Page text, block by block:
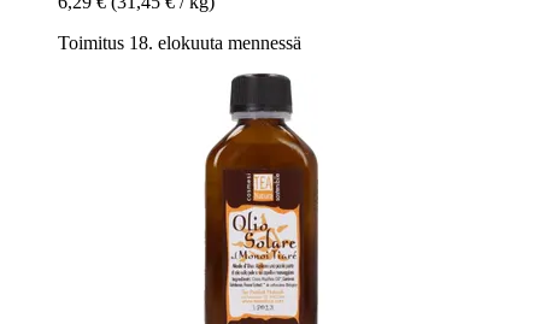
Toimitus 18. elokuuta mennessä